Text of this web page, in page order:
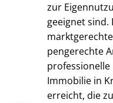
zur
geeignet sind.
pen­ge­rech­te
Immobilie in
erreicht, die